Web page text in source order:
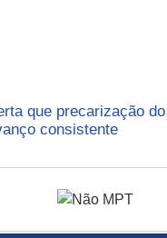
que precarização
consistente